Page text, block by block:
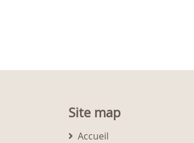
Site map
Accueil